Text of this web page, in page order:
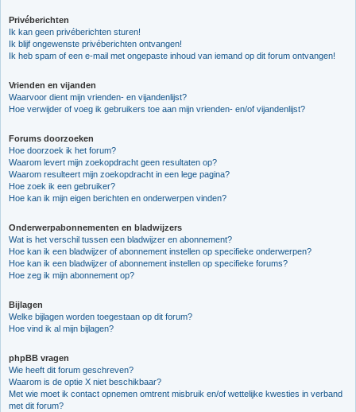
Privéberichten
Ik kan geen privéberichten sturen!
Ik blijf ongewenste privéberichten ontvangen!
Ik heb spam of een e-mail met ongepaste inhoud van iemand op dit forum ontvangen!
Vrienden en vijanden
Waarvoor dient mijn vrienden- en vijandenlijst?
Hoe verwijder of voeg ik gebruikers toe aan mijn vrienden- en/of vijandenlijst?
Forums doorzoeken
Hoe doorzoek ik het forum?
Waarom levert mijn zoekopdracht geen resultaten op?
Waarom resulteert mijn zoekopdracht in een lege pagina?
Hoe zoek ik een gebruiker?
Hoe kan ik mijn eigen berichten en onderwerpen vinden?
Onderwerpabonnementen en bladwijzers
Wat is het verschil tussen een bladwijzer en abonnement?
Hoe kan ik een bladwijzer of abonnement instellen op specifieke onderwerpen?
Hoe kan ik een bladwijzer of abonnement instellen op specifieke forums?
Hoe zeg ik mijn abonnement op?
Bijlagen
Welke bijlagen worden toegestaan op dit forum?
Hoe vind ik al mijn bijlagen?
phpBB vragen
Wie heeft dit forum geschreven?
Waarom is de optie X niet beschikbaar?
Met wie moet ik contact opnemen omtrent misbruik en/of wettelijke kwesties in verband
met dit forum?